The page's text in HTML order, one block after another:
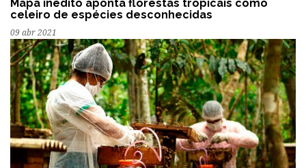
Mapa inédito aponta florestas tropicais como
celeiro de espécies desconhecidas
09 abr 2021